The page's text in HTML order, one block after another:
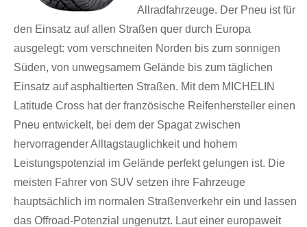
Allradfahrzeuge. Der Pneu ist für
den Einsatz auf allen Straßen quer durch Europa
ausgelegt: vom verschneiten Norden bis zum sonnigen
Süden, von unwegsamem Gelände bis zum täglichen
Einsatz auf asphaltierten Straßen. Mit dem MICHELIN
Latitude Cross hat der französische Reifenhersteller einen
Pneu entwickelt, bei dem der Spagat zwischen
hervorragender Alltagstauglichkeit und hohem
Leistungspotenzial im Gelände perfekt gelungen ist. Die
meisten Fahrer von SUV setzen ihre Fahrzeuge
hauptsächlich im normalen Straßenverkehr ein und lassen
das Offroad-Potenzial ungenutzt. Laut einer europaweit